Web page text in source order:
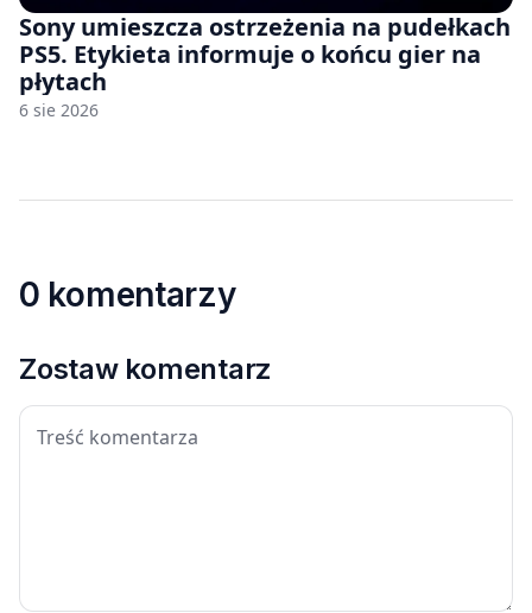
Sony umieszcza ostrzeżenia na pudełkach
PS5. Etykieta informuje o końcu gier na
płytach
6 sie 2026
0 komentarzy
Zostaw komentarz